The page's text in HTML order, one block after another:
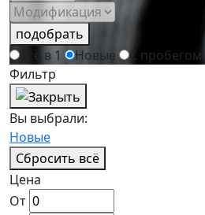
подобрать
Всё в 1
Новые
С пробегом
Фильтр
Вы выбрали:
Новые
Сбросить всё
Цена
От